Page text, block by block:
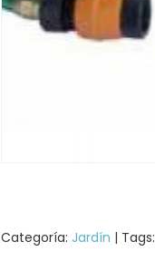
Categoría: Jardín | Tags: